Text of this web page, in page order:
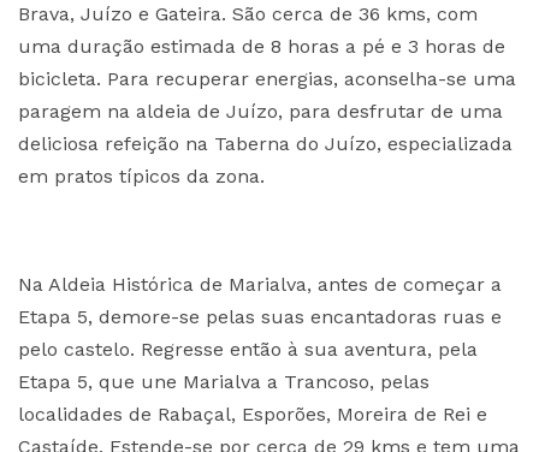
Brava, Juízo e Gateira. São cerca de 36 kms, com
uma duração estimada de 8 horas a pé e 3 horas de
bicicleta. Para recuperar energias, aconselha-se uma
paragem na aldeia de Juízo, para desfrutar de uma
deliciosa refeição na Taberna do Juízo, especializada
em pratos típicos da zona.
Na Aldeia Histórica de Marialva, antes de começar a
Etapa 5, demore-se pelas suas encantadoras ruas e
pelo castelo. Regresse então à sua aventura, pela
Etapa 5, que une Marialva a Trancoso, pelas
localidades de Rabaçal, Esporões, Moreira de Rei e
Castaíde. Estende-se por cerca de 29 kms e tem uma